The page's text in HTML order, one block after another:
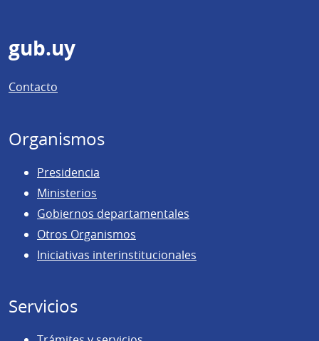
Pie
de
página
gub.uy
Contacto
Organismos
Presidencia
Ministerios
Gobiernos departamentales
Otros Organismos
Iniciativas interinstitucionales
Servicios